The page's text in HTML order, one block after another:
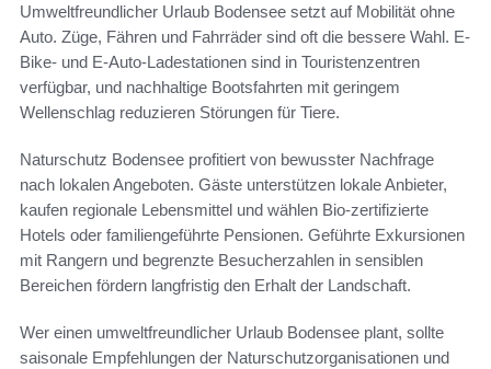
Umweltfreundlicher Urlaub Bodensee setzt auf Mobilität ohne
Auto. Züge, Fähren und Fahrräder sind oft die bessere Wahl. E-
Bike- und E-Auto-Ladestationen sind in Touristenzentren
verfügbar, und nachhaltige Bootsfahrten mit geringem
Wellenschlag reduzieren Störungen für Tiere.
Naturschutz Bodensee profitiert von bewusster Nachfrage
nach lokalen Angeboten. Gäste unterstützen lokale Anbieter,
kaufen regionale Lebensmittel und wählen Bio-zertifizierte
Hotels oder familiengeführte Pensionen. Geführte Exkursionen
mit Rangern und begrenzte Besucherzahlen in sensiblen
Bereichen fördern langfristig den Erhalt der Landschaft.
Wer einen umweltfreundlicher Urlaub Bodensee plant, sollte
saisonale Empfehlungen der Naturschutzorganisationen und